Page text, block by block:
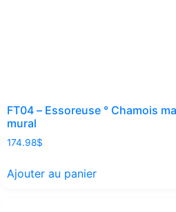
FT04 – Essoreuse ° Chamois
mural
174.98$
Ajouter au panier